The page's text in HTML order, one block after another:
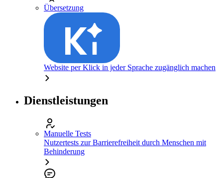
Übersetzung
Website per Klick in jeder Sprache zugänglich machen
Dienstleistungen
Manuelle Tests
Nutzertests zur Barrierefreiheit durch Menschen mit
Behinderung